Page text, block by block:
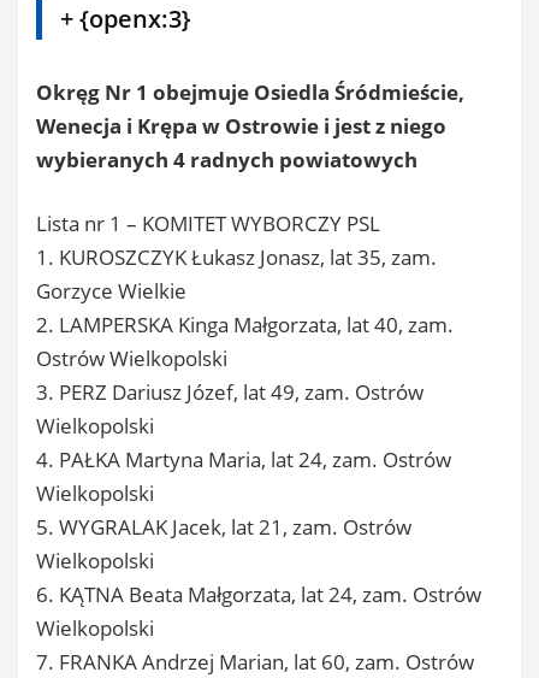
+ {openx:3}
Okręg Nr 1 obejmuje Osiedla Śródmieście,
Wenecja i Krępa w Ostrowie i jest z niego
wybieranych 4 radnych powiatowych
Lista nr 1 – KOMITET WYBORCZY PSL
1. KUROSZCZYK Łukasz Jonasz, lat 35, zam.
Gorzyce Wielkie
2. LAMPERSKA Kinga Małgorzata, lat 40, zam.
Ostrów Wielkopolski
3. PERZ Dariusz Józef, lat 49, zam. Ostrów
Wielkopolski
4. PAŁKA Martyna Maria, lat 24, zam. Ostrów
Wielkopolski
5. WYGRALAK Jacek, lat 21, zam. Ostrów
Wielkopolski
6. KĄTNA Beata Małgorzata, lat 24, zam. Ostrów
Wielkopolski
7. FRANKA Andrzej Marian, lat 60, zam. Ostrów